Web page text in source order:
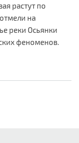
растут по
на
реки Осьянки
феноменов.